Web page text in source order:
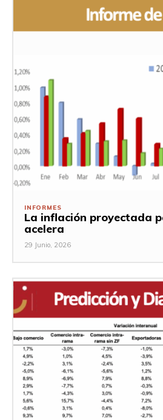
INFORMES
La inflación proyectada
acelera
29 Junio, 2026